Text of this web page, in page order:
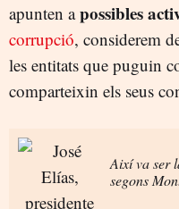
apunten apossibles
corrupció, considerem
les entitats que puguin
comparteixin els seus
Així va ser
segons